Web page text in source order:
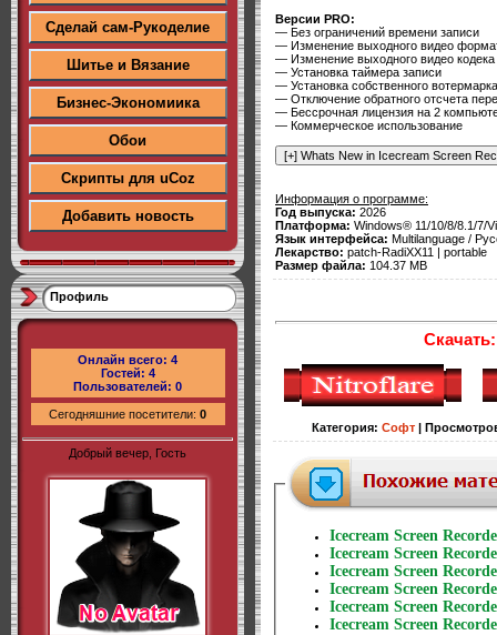
Сделай сам-Рукоделие
Шитье и Вязание
Бизнес-Экономиика
Обои
Скрипты для uCoz
Добавить новость
Профиль
Онлайн всего: 4
Гостей: 4
Пользователей: 0
Сегодняшние посетители: 0
Добрый вечер, Гость
Версии PRO:
— Без ограничений времени записи
— Изменение выходного видео
— Изменение выходного видео
— Установка таймера записи
— Установка собственного
— Отключение обратного отсчета
— Бессрочная лицензия на 2
— Коммерческое использование
Информация о программе:
Год выпуска: 2026
Платформа: Windows® 11/10/8/8.1/7/
Язык интерфейса: Multilanguage /
Лекарство: patch-RadiXX11 | portable
Размер файла: 104.37 MB
Скачать:
Категория: Софт|
Icecream Screen
Icecream Screen
Icecream Screen
Icecream Screen
Icecream Screen
Icecream Screen